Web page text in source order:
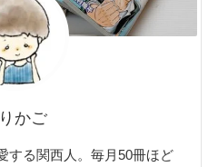
かご
する関西人。毎月50冊ほど